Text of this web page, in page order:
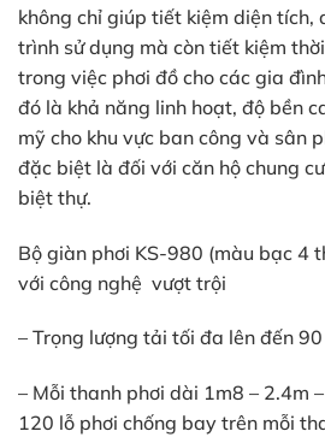
không chỉ giúp tiết kiệm diện tích,
trình sử dụng mà còn tiết kiệm
trong việc phơi đồ cho các gia
đó là khả năng linh hoạt, độ bền
mỹ cho khu vực ban công và sân
đặc biệt là đối với căn hộ chung
biệt thự.
Bộ giàn phơi KS-980 (màu bạc 4
với công nghệ vượt trội
– Trọng lượng tải tối đa lên đến
– Mỗi thanh phơi dài 1m8 – 2.4m
120 lỗ phơi chống bay trên mỗi